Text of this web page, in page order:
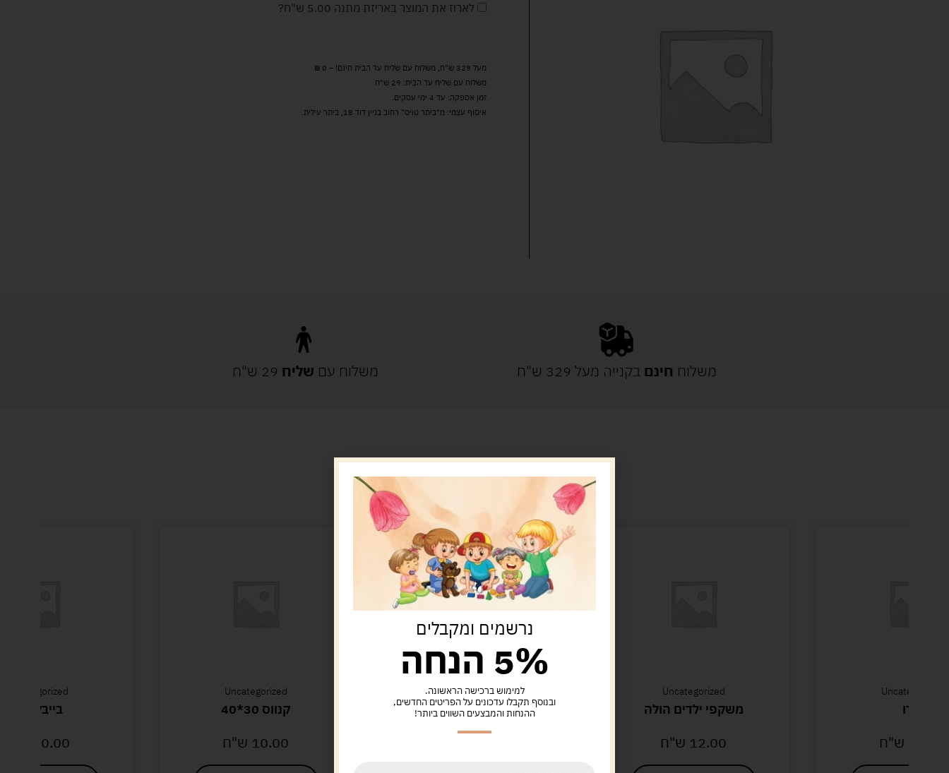
לארוז את המוצר באריזת מתנה 5.00 ש"ח ?
מעל 329 ש"ח, משלוח עם שליח עד הבית חינם! – 0 ₪
משלוח עם שליח עד הבית: 29 ש"ח
זמן אספקה: עד 4 ימי עסקים.
איסוף עצמי: מ"ביתר טויס" רחוב בניין דוד 18, ביתר עילית.
משלוח חינם בקנייה מעל 329 ש"ח משלוח עם שליח 29 ש"ח
מוצרים קשורים
Uncategorized
לודו
ש"ח
Uncategorized
משקפי ילדים הולה
12.00 ש"ח
Uncategorized
דגמים לפטריות ענק
Uncategorized
קנווס 30*40
10.00 ש"ח
Uncategorized
בייבלייד E
20.00
נרשמים ומקבלים
5% הנחה
למימוש ברכישה הראשונה.
ובנוסף תקבלו עדכונים על הפריטים החדשים,
ההנחות והמבצעים השווים ביותר!